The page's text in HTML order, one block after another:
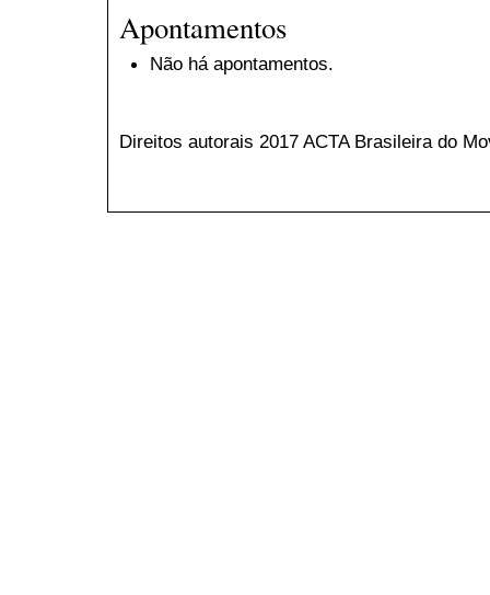
Apontamentos
Não há apontamentos.
Direitos autorais 2017 ACTA Brasileira do